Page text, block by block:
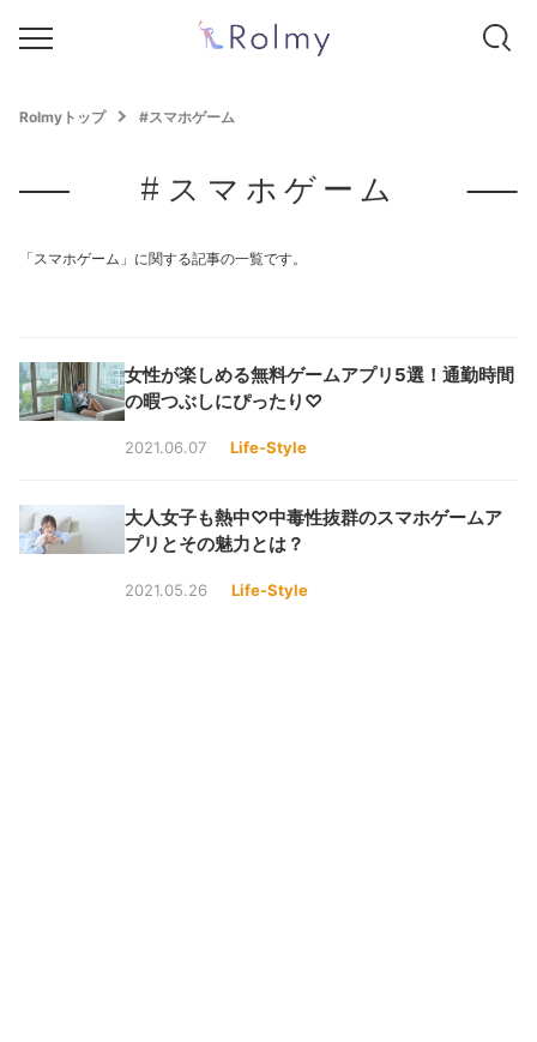
Rolmyトップ #スマホゲーム
#スマホゲーム
「スマホゲーム」に関する記事の一覧です。
女性が楽しめる無料ゲームアプリ5選！通勤時間
の暇つぶしにぴったり♡
2021.06.07 Life-Style
大人女子も熱中♡中毒性抜群のスマホゲームア
プリとその魅力とは？
2021.05.26 Life-Style